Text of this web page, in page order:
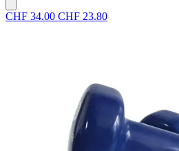
CHF 34.00 CHF 23.80